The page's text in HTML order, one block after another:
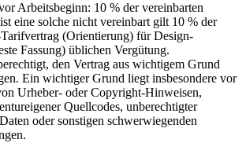
Arbeitsbeginn: 10 % der vereinbarten
eine solche nicht vereinbart gilt 10 % der
(Orientierung) für Design-
Fassung) üblichen Vergütung.
den Vertrag aus wichtigem Grund
Ein wichtiger Grund liegt insbesondere vor
Urheber- oder Copyright-Hinweisen,
Quellcodes, unberechtigter
oder sonstigen schwerwiegenden